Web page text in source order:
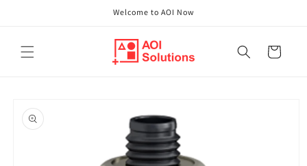
Welcome to AOI Now
Warenkorb